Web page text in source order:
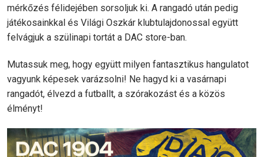
mérkőzés félidejében sorsoljuk ki. A rangadó után pedig
játékosainkkal és Világi Oszkár klubtulajdonossal együtt
felvágjuk a szülinapi tortát a DAC store-ban.
Mutassuk meg, hogy együtt milyen fantasztikus hangulatot
vagyunk képesek varázsolni! Ne hagyd ki a vasárnapi
rangadót, élvezd a futballt, a szórakozást és a közös
élményt!